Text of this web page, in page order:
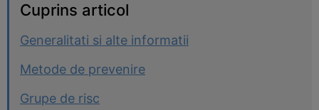
Cuprins articol
Generalitati si alte informatii
Metode de prevenire
Grupe de risc